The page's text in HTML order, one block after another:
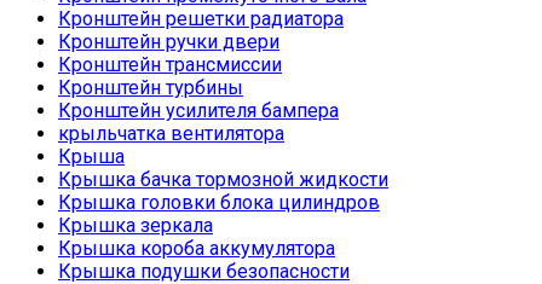
Кронштейн решетки радиатора
Кронштейн ручки двери
Кронштейн трансмиссии
Кронштейн турбины
Кронштейн усилителя бампера
крыльчатка вентилятора
Крыша
Крышка бачка тормозной жидкости
Крышка головки блока цилиндров
Крышка зеркала
Крышка короба аккумулятора
Крышка подушки безопасности